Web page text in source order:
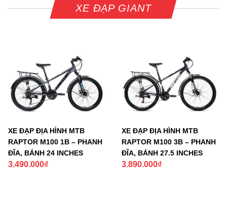
XE ĐẠP GIANT
XE ĐẠP ĐỊA HÌNH MTB
RAPTOR M100 1B – PHANH
ĐĨA, BÁNH 24 INCHES
3.490.000₫
XE ĐẠP ĐỊA HÌNH MTB
RAPTOR M100 3B – PHANH
ĐĨA, BÁNH 27.5 INCHES
3.890.000₫